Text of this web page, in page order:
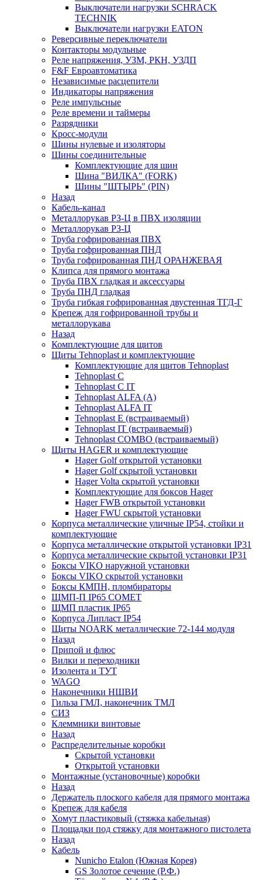
Выключатели нагрузки SCHRACK
TECHNIK
Выключатели нагрузки EATON
Реверсивные переключатели
Контакторы модульные
Реле напряжения, УЗМ, РКН, УЗДП
F&F Евроавтоматика
Независимые расцепители
Индикаторы напряжения
Реле импульсные
Реле времени и таймеры
Разрядники
Кросс-модули
Шины нулевые и изоляторы
Шины соединительные
Комплектующие для шин
Шина "ВИЛКА" (FORK)
Шины "ШТЫРЬ" (PIN)
Назад
Кабель-канал
Металлорукав РЗ-Ц в ПВХ изоляции
Металлорукав РЗ-Ц
Труба гофрированная ПВХ
Труба гофрированная ПНД
Труба гофрированная ПНД ОРАНЖЕВАЯ
Клипса для прямого монтажа
Труба ПВХ гладкая и аксессуары
Труба ПНД гладкая
Труба гибкая гофрированная двустенная ТГД-Г
Крепеж для гофрированной трубы и
металлорукава
Назад
Комплектующие для щитов
Щиты Tehnoplast и комплектующие
Комплектующие для щитов Tehnoplast
Tehnoplast C
Tehnoplast C IT
Tehnoplast ALFA (А)
Tehnoplast ALFA IT
Tehnoplast E (встраиваемый)
Tehnoplast IT (встраиваемый)
Tehnoplast COMBO (встраиваемый)
Щиты HAGER и комплектующие
Hager Golf открытой установки
Hager Golf скрытой установки
Hager Volta скрытой установки
Комплектующие для боксов Hager
Hager FWB открытой установки
Hager FWU скрытой установки
Корпуса металлические уличные IP54, стойки и
комплектующие
Корпуса металлические открытой установки IP31
Корпуса металлические скрытой установки IP31
Боксы VIKO наружной установки
Боксы VIKO скрытой установки
Боксы КМПН, пломбираторы
ЩМП-П IP65 COMET
ЩМП пластик IP65
Корпуса Липласт IP54
Щиты NOARK металлические 72-144 модуля
Назад
Припой и флюс
Вилки и переходники
Изолента и ТУТ
WAGO
Наконечники НШВИ
Гильза ГМЛ, наконечник ТМЛ
СИЗ
Клеммники винтовые
Назад
Распределительные коробки
Скрытой установки
Открытой установки
Монтажные (установочные) коробки
Назад
Держатель плоского кабеля для прямого монтажа
Крепеж для кабеля
Хомут пластиковый (стяжка кабельная)
Площадки под стяжку для монтажного пистолета
Назад
Кабель
Nunicho Etalon (Южная Корея)
GS Золотое сечение (Р.Ф.)